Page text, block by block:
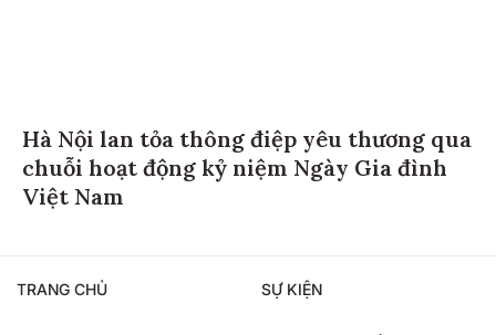
Hà Nội lan tỏa thông điệp yêu thương qua
chuỗi hoạt động kỷ niệm Ngày Gia đình
Việt Nam
TRANG CHỦ SỰ KIỆN